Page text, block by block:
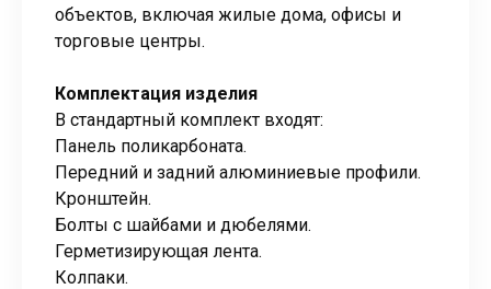
объектов, включая жилые дома, офисы и
торговые центры.
Комплектация изделия
В стандартный комплект входят:
Панель поликарбоната.
Передний и задний алюминиевые профили.
Кронштейн.
Болты с шайбами и дюбелями.
Герметизирующая лента.
Колпаки.